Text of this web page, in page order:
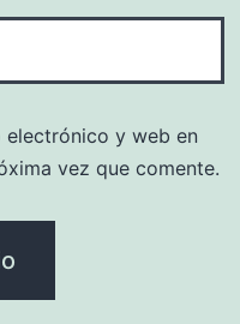
electrónico y web en
vez que comente.